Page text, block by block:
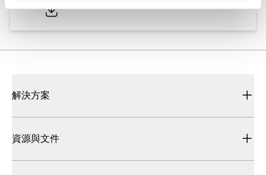
解決方案
資源與文件